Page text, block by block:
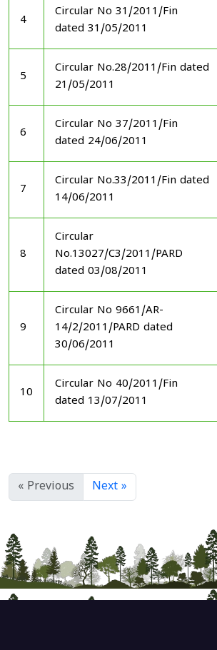
4
Circular No 31/2011/Fin
dated 31/05/2011
5
Circular No.28/2011/Fin dated
21/05/2011
6
Circular No 37/2011/Fin
dated 24/06/2011
7
Circular No.33/2011/Fin dated
14/06/2011
8
Circular
No.13027/C3/2011/PARD
dated 03/08/2011
9
Circular No 9661/AR-
14/2/2011/PARD dated
30/06/2011
10
Circular No 40/2011/Fin
dated 13/07/2011
« Previous Next »